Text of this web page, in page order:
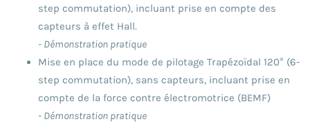
step commutation), incluant prise en compte des
capteurs à effet Hall.
- Démonstration pratique
Mise en place du mode de pilotage Trapézoïdal 120° (6-
step commutation), sans capteurs, incluant prise en
compte de la force contre électromotrice (BEMF)
- Démonstration pratique